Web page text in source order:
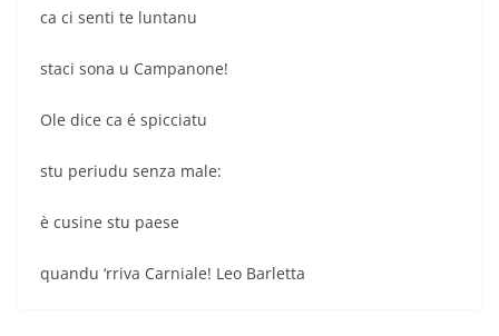
ca ci senti te luntanu
staci sona u Campanone!
Ole dice ca é spicciatu
stu periudu senza male:
è cusine stu paese
quandu ‘rriva Carniale! Leo Barletta